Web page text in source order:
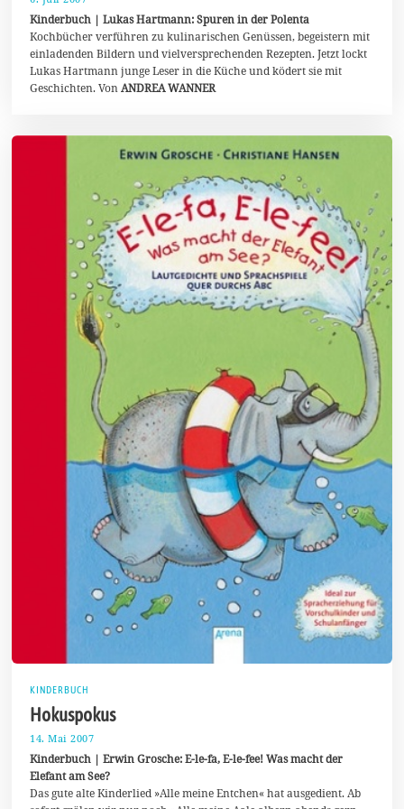
J
u
l
i
0
Kinderbuch | Lukas Hartmann: Spuren in der Polenta
Kochbücher verführen zu kulinarischen Genüssen, begeistern mit
einladenden Bildern und vielversprechenden Rezepten. Jetzt lockt
Lukas Hartmann junge Leser in die Küche und ködert sie mit
Geschichten. Von ANDREA WANNER
KINDERBUCH
Hokuspokus
14. Mai 2007
.
J
u
l
i
Kinderbuch | Erwin Grosche: E-le-fa, E-le-fee! Was macht der
Elefant am See?
Das gute alte Kinderlied »Alle meine Entchen« hat ausgedient. Ab